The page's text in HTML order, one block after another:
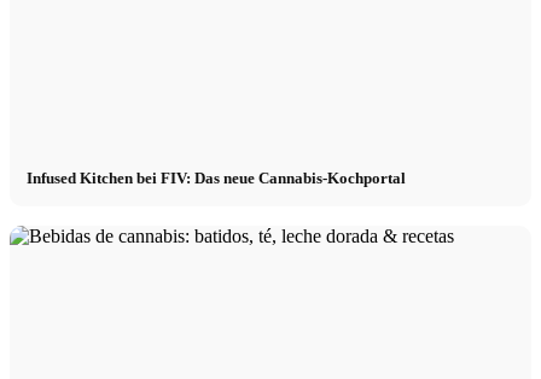
Infused Kitchen bei FIV: Das neue Cannabis-Kochportal